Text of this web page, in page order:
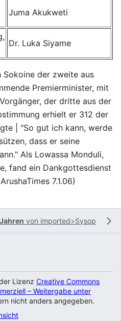
Juma Akukweti
Dr. Luka Siyame
Sokoine der zweite aus
Premierminister, mit
der dritte aus der
erhielt er 312 der
| "So gut ich kann, werde
dass er seine
Als Lowassa Monduli,
fand ein Dankgottesdienst
7.1.06)
von imported>Sysop
Lizenz Creative Commons
– Weitergabe unter
nicht anders angegeben.